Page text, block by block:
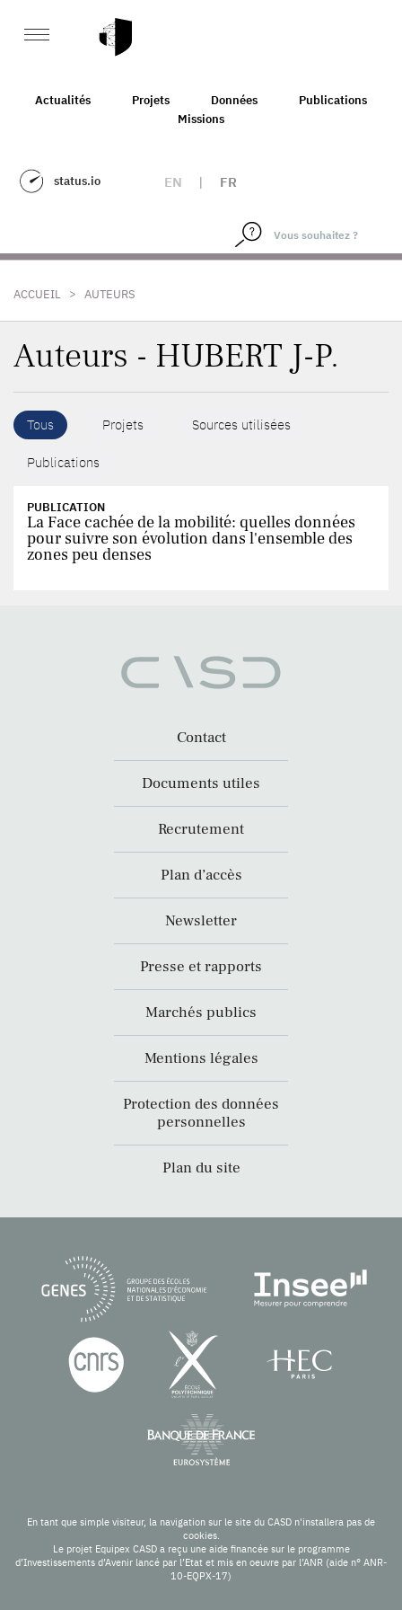
Actualités Projets Données
Publications
Missions
status.io EN | FR
ACCUEIL > AUTEURS
Auteurs - HUBERT J-P.
Tous Projets Sources utilisées
Publications
PUBLICATION
La Face cachée de la mobilité: quelles données
pour suivre son évolution dans l'ensemble des
zones peu denses
Contact
Documents utiles
Recrutement
Plan d’accès
Newsletter
Presse et rapports
Marchés publics
Mentions légales
Protection des données
personnelles
Plan du site
En tant que simple visiteur, la navigation sur le site du CASD n'installera pas de
cookies.
Le projet Equipex CASD a reçu une aide financée sur le programme
d’Investissements d’Avenir lancé par l’Etat et mis en oeuvre par l’ANR (aide n° ANR-
10-EQPX-17)